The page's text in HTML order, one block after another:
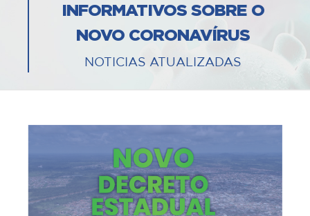
INFORMATIVOS SOBRE O
NOVO CORONAVÍRUS
NOTICIAS ATUALIZADAS